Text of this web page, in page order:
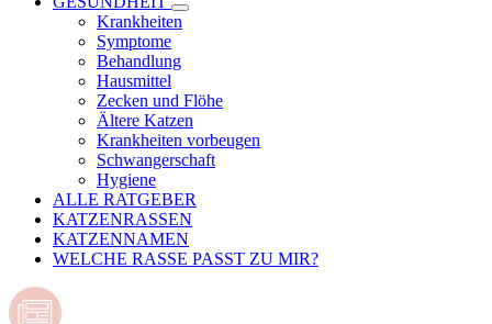
Krankheiten
Symptome
Behandlung
Hausmittel
Zecken und Flöhe
Ältere Katzen
Krankheiten vorbeugen
Schwangerschaft
Hygiene
ALLE RATGEBER
KATZENRASSEN
KATZENNAMEN
WELCHE RASSE PASST ZU MIR?